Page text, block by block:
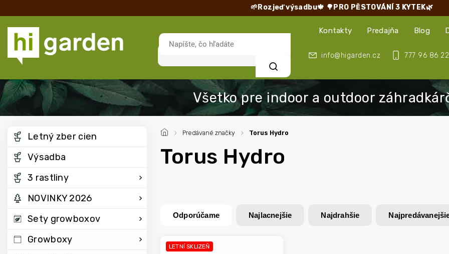
🌱Rozjeď výsadbu🍁 🌳PRO PĚSTOVÁNÍ 3 KYTEK🌿
777 96 86 22
info@higarden.cz
Kontakty Predajňa Blog
Hľadať
/ Predávané značky / Torus Hydro
Letný zber cien
Výsadba
3 rastliny
NOVINKY 2026
Sety growboxov
Growboxy
Torus Hydro
Odporúčame Najlacnejšie Najdrahšie
LETNÍ SKLIZEŇ